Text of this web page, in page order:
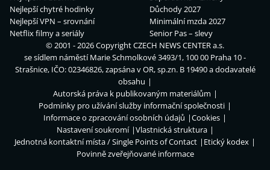
Nejlepší chytré hodinky
Nejlepší VPN – srovnání
Netflix filmy a seriály
Důchody 2027
Minimální mzda 2027
Senior Pas – slevy
© 2001 - 2026 CopyrightCZECH NEWS CENTER a.s.
se sídlem náměstí Marie Schmolkové 3493/1, 100 00 Praha 10 -
Strašnice, IČO: 02346826, zapsána v OR, sp.zn. B 19490 a dodavatelé
obsahu
Autorská práva k publikovaným materiálům
Podmínky pro užívání služby informační společnosti
Informace o zpracování osobních údajů
Cookies
Nastavení soukromí
Vlastnická struktura
Jednotná kontaktní místa / Single Points of Contact
Etický kodex
Povinně zveřejňované informace